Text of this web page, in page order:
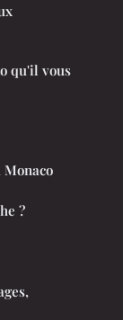
qu'il vous
?